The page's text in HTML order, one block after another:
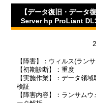
【データ復旧・データ
Server hp ProLiant
【障害】：ウィルス(ラン
【初期診断】：重度
【実施作業】：データ領
検証
【障害内容】：ランサム